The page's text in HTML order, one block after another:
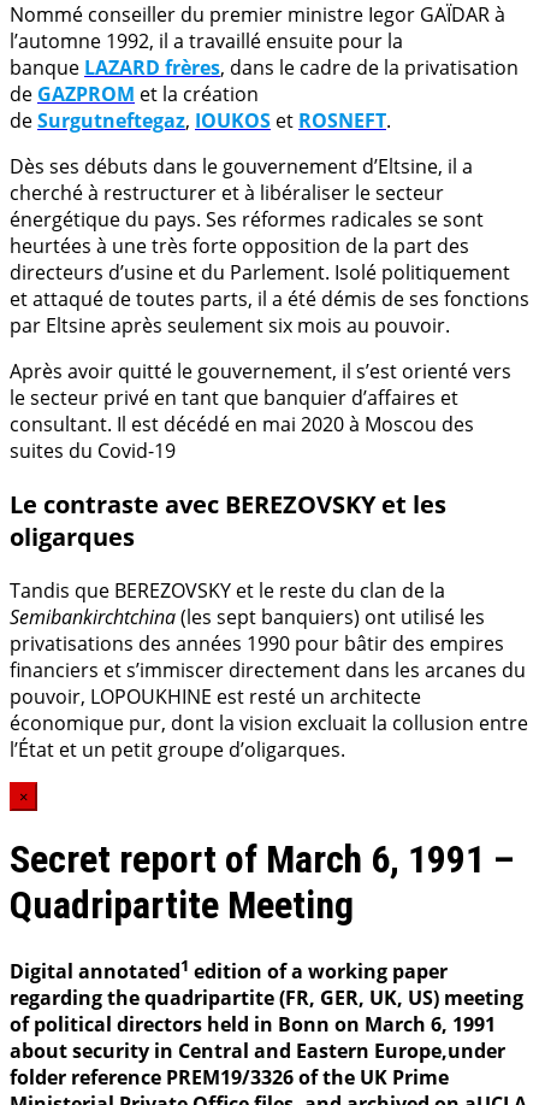
Nommé conseiller du premier ministre Iegor GAÏDAR à
l’automne 1992, il a travaillé ensuite pour la
banque LAZARD frères, dans le cadre de la privatisation
de GAZPROM et la création
deSurgutneftegaz, IOUKOS et ROSNEFT.
Dès ses débuts dans le gouvernement d’Eltsine, il a
cherché à restructurer et à libéraliser le secteur
énergétique du pays. Ses réformes radicales se sont
heurtées à une très forte opposition de la part des
directeurs d’usine et du Parlement. Isolé politiquement
et attaqué de toutes parts, il a été démis de ses fonctions
par Eltsine après seulement six mois au pouvoir.
Après avoir quitté le gouvernement, il s’est orienté vers
le secteur privé en tant que banquier d’affaires et
consultant. Il est décédé en mai 2020 à Moscou des
suites du Covid-19
Le contraste avec BEREZOVSKY et les
oligarques
Tandis que BEREZOVSKY et le reste du clan de la
Semibankirchtchina(les sept banquiers) ont utilisé les
privatisations des années 1990 pour bâtir des empires
financiers et s’immiscer directement dans les arcanes du
pouvoir, LOPOUKHINE est resté un architecte
économique pur, dont la vision excluait la collusion entre
l’État et un petit groupe d’oligarques.
×
Secret report of March 6, 1991 –
Quadripartite Meeting
Digital annotated1 edition of a working paper
regarding the quadripartite (FR, GER, UK, US) meeting
of political directors held in Bonn on March 6, 1991
about security in Central and Eastern Europe,under
folder reference PREM19/3326 of the UK Prime